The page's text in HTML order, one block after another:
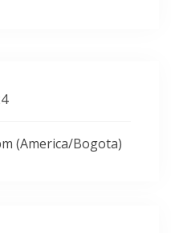
(America/Bogota)